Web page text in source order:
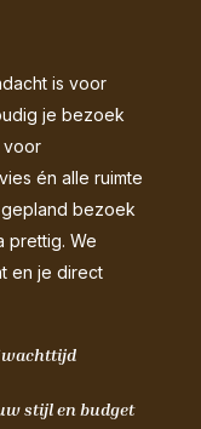
is voor
je bezoek
voor
én alle ruimte
bezoek
prettig. We
en je direct
wachttijd
stijl en budget